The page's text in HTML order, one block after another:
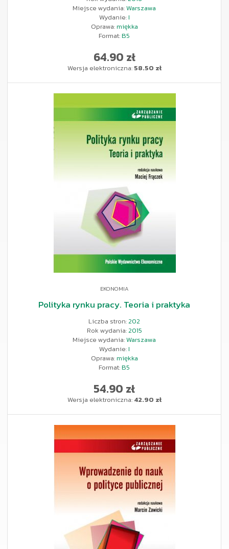
Miejsce wydania:Warszawa
Wydanie:I
Oprawa:miękka
Format:B5
64.90 zł
Wersja elektroniczna: 58.50 zł
EKONOMIA
Polityka rynku pracy. Teoria i praktyka
Liczba stron:202
Rok wydania:2015
Miejsce wydania:Warszawa
Wydanie:I
Oprawa:miękka
Format:B5
54.90 zł
Wersja elektroniczna: 42.90 zł